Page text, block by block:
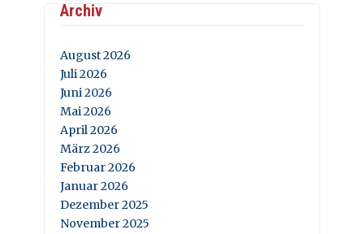
Archiv
August 2026
Juli 2026
Juni 2026
Mai 2026
April 2026
März 2026
Februar 2026
Januar 2026
Dezember 2025
November 2025